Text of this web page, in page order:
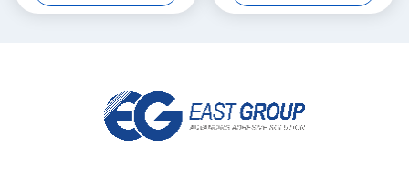
Plastikabdeckungen